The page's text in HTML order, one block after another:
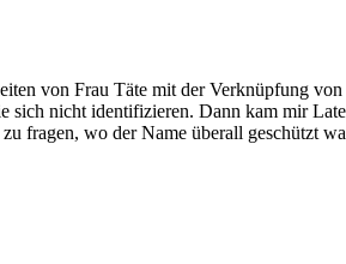
von Frau Täte mit der Verknüpfung
sich nicht identifizieren. Dann kam mir
fragen, wo der Name überall geschützt